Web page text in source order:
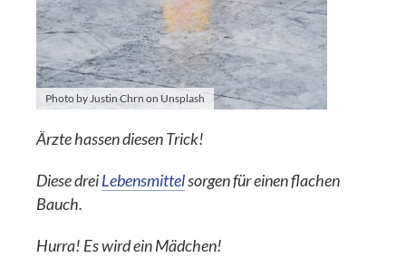
Photo by Justin Chrn on Unsplash
Ärzte hassen diesen Trick!
Diese dreiLebensmittelsorgen für einen flachen
Bauch.
Hurra! Es wird ein Mädchen!